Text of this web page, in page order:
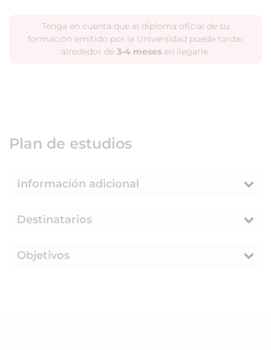
Tenga en cuenta que el diploma oficial de su
formación emitido por la Universidad puede tardar
alrededor de 3-4 meses en llegarle.
Plan de estudios
Información adicional
Destinatarios
Objetivos